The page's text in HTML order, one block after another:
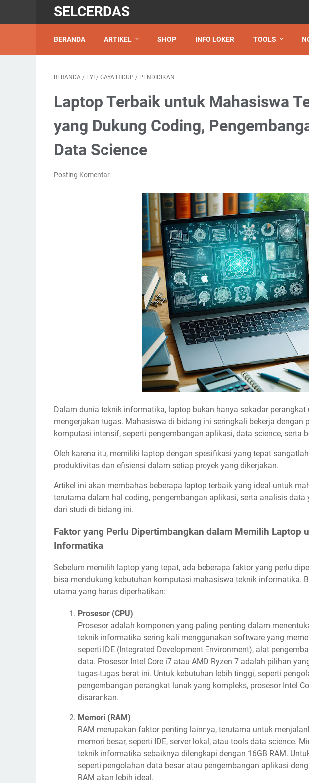
SELCERDAS
BERANDA ARTIKEL SHOP INFO LOKER TOOLS
BERANDA / FYI / GAYA HIDUP / PENDIDIKAN
Laptop Terbaik untuk Mahasiswa
yang Dukung Coding,
Data Science
Posting Komentar
Dalam dunia teknik informatika, laptop bukan hanya sekadar perangkat
mengerjakan tugas. Mahasiswa di bidang ini seringkali bekerja dengan
komputasi intensif, seperti pengembangan aplikasi, data science, serta
Oleh karena itu, memiliki laptop dengan spesifikasi yang tepat
produktivitas dan efisiensi dalam setiap proyek yang dikerjakan.
Artikel ini akan membahas beberapa laptop terbaik yang ideal untuk
terutama dalam hal coding, pengembangan aplikasi, serta analisis
dari studi di bidang ini.
Faktor yang Perlu Dipertimbangkan dalam Memilih Laptop
Informatika
Sebelum memilih laptop yang tepat, ada beberapa faktor yang perlu
bisa mendukung kebutuhan komputasi mahasiswa teknik informatika.
utama yang harus diperhatikan:
Prosesor (CPU)
Prosesor adalah komponen yang paling penting dalam
teknik informatika sering kali menggunakan software yang
seperti IDE (Integrated Development Environment), alat
data. Prosesor Intel Core i7 atau AMD Ryzen 7 adalah pilihan
tugas-tugas berat ini. Untuk kebutuhan lebih tinggi, seperti
pengembangan perangkat lunak yang kompleks, prosesor Intel
disarankan.
Memori (RAM)
RAM merupakan faktor penting lainnya, terutama untuk
memori besar, seperti IDE, server lokal, atau tools data science.
teknik informatika sebaiknya dilengkapi dengan 16GB RAM.
seperti pengolahan data besar atau pengembangan aplikasi
RAM akan lebih ideal.